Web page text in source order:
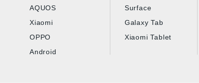
AQUOS
Xiaomi
OPPO
Android
Surface
Galaxy Tab
Xiaomi Tablet